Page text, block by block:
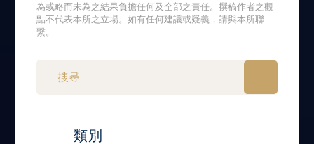
為或略而未為之結果負擔任何及全部之責任。撰稿作者之觀
點不代表本所之立場。如有任何建議或疑義，請與本所聯
繫。
類別